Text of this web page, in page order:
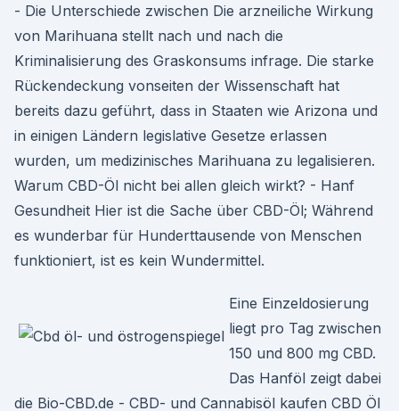
- Die Unterschiede zwischen Die arzneiliche Wirkung
von Marihuana stellt nach und nach die
Kriminalisierung des Graskonsums infrage. Die starke
Rückendeckung vonseiten der Wissenschaft hat
bereits dazu geführt, dass in Staaten wie Arizona und
in einigen Ländern legislative Gesetze erlassen
wurden, um medizinisches Marihuana zu legalisieren.
Warum CBD-Öl nicht bei allen gleich wirkt? - Hanf
Gesundheit Hier ist die Sache über CBD-Öl; Während
es wunderbar für Hunderttausende von Menschen
funktioniert, ist es kein Wundermittel.
Eine Einzeldosierung
liegt pro Tag zwischen
150 und 800 mg CBD.
Das Hanföl zeigt dabei
die Bio-CBD.de - CBD- und Cannabisöl kaufen CBD Öl